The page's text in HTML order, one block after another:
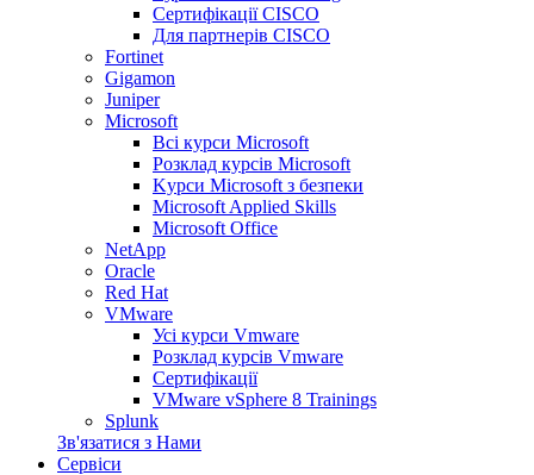
Сертифікації CISCO
Для партнерів CISCO
Fortinet
Gigamon
Juniper
Microsoft
Всі курси Microsoft
Розклад курсів Microsoft
Kyрси Microsoft з безпеки
Microsoft Applied Skills
Microsoft Office
NetApp
Oracle
Red Hat
VMware
Усі курси Vmware
Розклад курсів Vmware
Сертифікації
VMware vSphere 8 Trainings
Splunk
Зв'язатися з Нами
Сервіси